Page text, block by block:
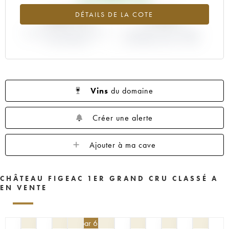
1949 1947 1946
DÉTAILS DE LA COTE
+685.4% -3.85%
Vins du domaine
Créer une alerte
Ajouter à ma cave
CHÂTEAU FIGEAC 1ER GRAND CRU CLASSÉ A
EN VENTE
par 6 | -10%